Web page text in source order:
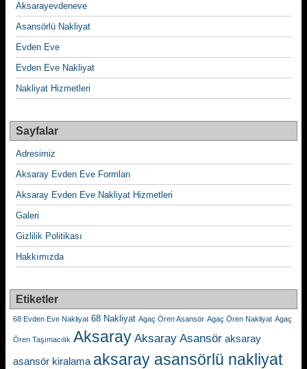
Aksarayevdeneve
Asansörlü Nakliyat
Evden Eve
Evden Eve Nakliyat
Nakliyat Hizmetleri
Sayfalar
Adresimiz
Aksaray Evden Eve Formları
Aksaray Evden Eve Nakliyat Hizmetleri
Galeri
Gizlilik Politikası
Hakkımızda
Etiketler
68 Evden Eve Nakliyat 68 Nakliyat Agaç Ören Asansör Agaç Ören Nakliyat Agaç
Ören Taşımacılık Aksaray Aksaray Asansör aksaray
asansör kiralama aksaray asansörlü nakliyat